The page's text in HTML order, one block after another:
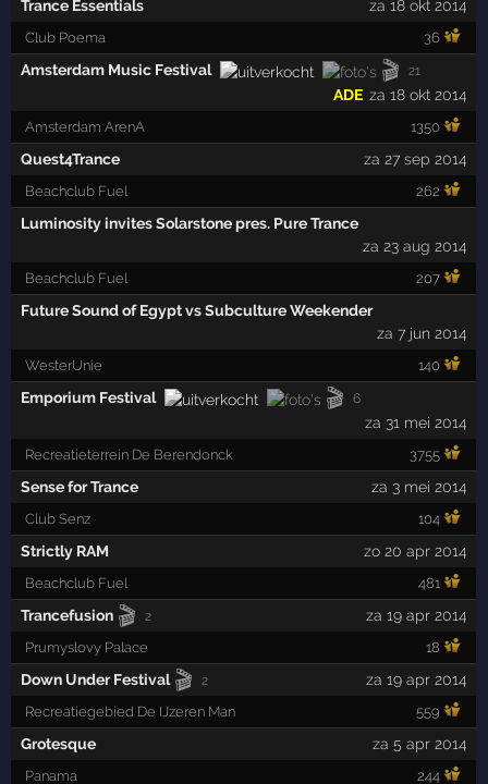
Trance Essentials za 18 okt 2014
Club Poema 36
Amsterdam Music Festival 🎬 21
za 18 okt 2014
ADE
Amsterdam ArenA 1350
Quest4Trance za 27 sep 2014
Beachclub Fuel 262
Luminosity invites Solarstone pres. Pure Trance
za 23 aug 2014
Beachclub Fuel 207
Future Sound of Egypt vs Subculture Weekender
za 7 jun 2014
WesterUnie 140
Emporium Festival 🎬 6
za 31 mei 2014
Recreatieterrein De Berendonck 3755
Sense for Trance za 3 mei 2014
Club Senz 104
Strictly RAM zo 20 apr 2014
Beachclub Fuel 481
Trancefusion 🎬 2 za 19 apr 2014
Prumyslovy Palace 18
Down Under Festival 🎬 2 za 19 apr 2014
Recreatiegebied De IJzeren Man 559
Grotesque za 5 apr 2014
Panama 244